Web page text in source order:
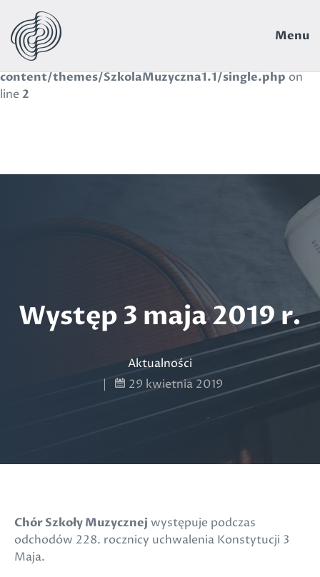
Warning: Use of undefined constant navbar - assumed
'navbar' (this will throw an Error in a future version of
PHP) in
content/themes/SzkolaMuzyczna1.1/single.phpon
line 2
Menu
Występ 3 maja 2019 r.
Aktualności
|
29 kwietnia 2019
Chór Szkoły Muzycznej występuje podczas
odchodów 228. rocznicy uchwalenia Konstytucji 3
Maja.